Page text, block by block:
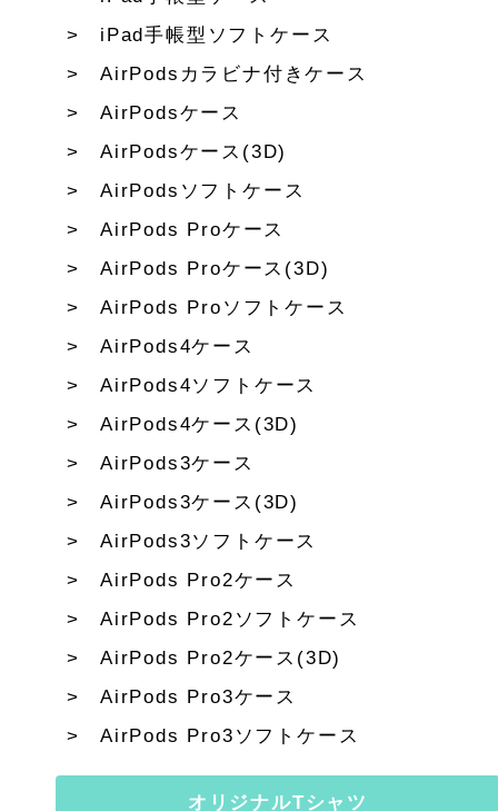
iPad手帳型ソフトケース
AirPodsカラビナ付きケース
AirPodsケース
AirPodsケース(3D)
AirPodsソフトケース
AirPods Proケース
AirPods Proケース(3D)
AirPods Proソフトケース
AirPods4ケース
AirPods4ソフトケース
AirPods4ケース(3D)
AirPods3ケース
AirPods3ケース(3D)
AirPods3ソフトケース
AirPods Pro2ケース
AirPods Pro2ソフトケース
AirPods Pro2ケース(3D)
AirPods Pro3ケース
AirPods Pro3ソフトケース
オリジナルTシャツ